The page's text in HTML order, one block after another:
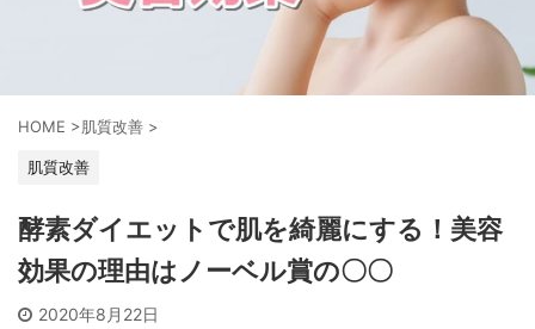
HOME >肌質改善 >
肌質改善
酵素ダイエットで肌を綺麗にする！美容
効果の理由はノーベル賞の〇〇
2020年8月22日